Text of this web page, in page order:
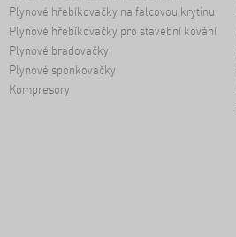
Plynové hřebíkovačky na falcovou krytinu
Plynové hřebíkovačky pro stavební kování
Plynové bradovačky
Plynové sponkovačky
Kompresory